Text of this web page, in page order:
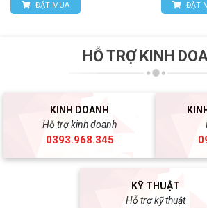
ĐẶT MUA ĐẶT
HỖ TRỢ KINH
KINH DOANH
Hỗ trợ kinh doanh
0393.968.345
KỸ THUẬT
Hỗ trợ kỹ thuật